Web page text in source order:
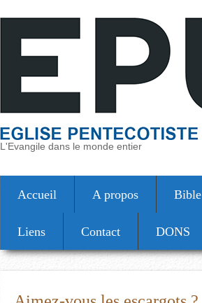
L'Evangile dans le monde entier
Accueil A propos Bible
Liens Contact DONS